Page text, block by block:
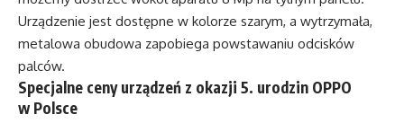
Urządzenie jest dostępne w kolorze szarym, a wytrzymała,
metalowa obudowa zapobiega powstawaniu odcisków
palców.
Specjalne ceny urządzeń z okazji 5. urodzin OPPO
w Polsce